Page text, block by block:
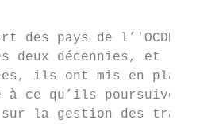
pays de l’'OCDE
deux décennies, et
ils ont mis en
à ce qu’ils poursuivent
la gestion des